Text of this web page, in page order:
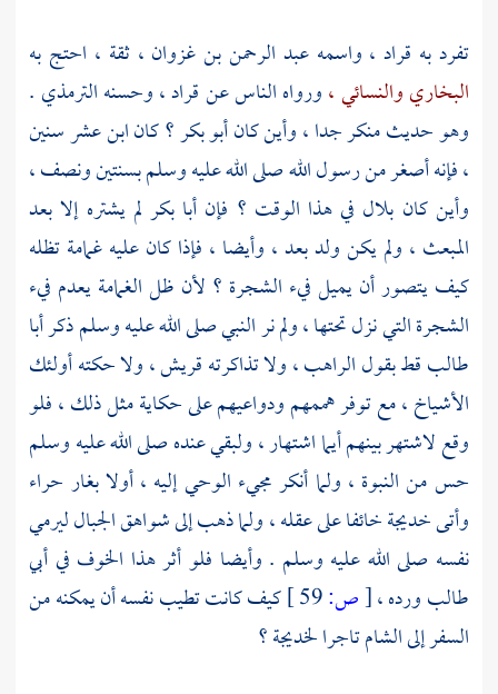
تفرد به قراد ، واسمهعبد الرحمن بن غزوان ،ثقة ، احتج به
البخاريوالنسائي ،ورواه الناس عنقراد ،وحسنهالترمذي .
وهو حديث منكر جدا ، وأين كانأبو بكر ؟كان ابن عشر سنين
، فإنه أصغر من رسول الله صلى الله عليه وسلم بسنتين ونصف ،
وأين كان بلال في هذا الوقت ؟ فإن أبا بكر لم يشتره إلا بعد
المبعث ، ولم يكن ولد بعد ، وأيضا ، فإذا كان عليه غمامة تظله
كيف يتصور أن يميل فيء الشجرة ؟ لأن ظل الغمامة يعدم فيء
الشجرة التي نزل تحتها ، ولم نر النبي صلى الله عليه وسلم ذكرأبا
طالبقط بقول الراهب ، ولا تذاكرتهقريش ،ولا حكته أولئك
الأشياخ ، مع توفر هممهم ودواعيهم على حكاية مثل ذلك ، فلو
وقع لاشتهر بينهم أيما اشتهار ، ولبقي عنده صلى الله عليه وسلم
حس من النبوة ، ولما أنكر مجيء الوحي إليه ، أولابغار حراء
وأتىخديجةخائفا على عقله ، ولما ذهب إلى شواهق الجبال ليرمي
نفسه صلى الله عليه وسلم . وأيضا فلو أثر هذا الخوف فيأبي
طالبورده ،[ص:
كيف كانت تطيب نفسه أن يمكنه من
السفر إلىالشامتاجرالخديجة ؟